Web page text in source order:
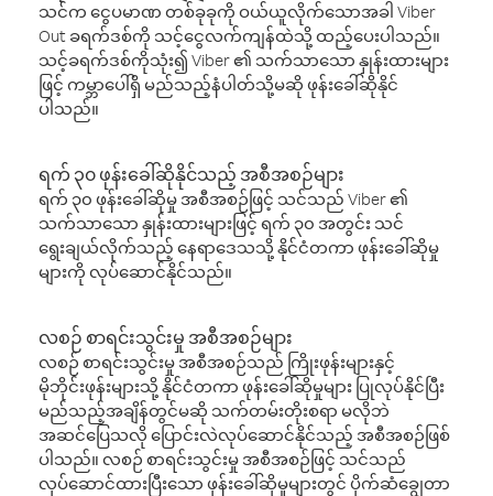
သင်က ငွေပမာဏ တစ်ခုခုကို ဝယ်ယူလိုက်သောအခါ Viber
Out ခရက်ဒစ်ကို သင့်ငွေလက်ကျန်ထဲသို့ ထည့်ပေးပါသည်။
သင့်ခရက်ဒစ်ကိုသုံး၍ Viber ၏ သက်သာသော နှုန်းထားများ
ဖြင့် ကမ္ဘာပေါ်ရှိ မည်သည့်နံပါတ်သို့မဆို ဖုန်းခေါ်ဆိုနိုင်
ပါသည်။
ရက် ၃၀ ဖုန်းခေါ်ဆိုနိုင်သည့် အစီအစဉ်များ
ရက် ၃၀ ဖုန်းခေါ်ဆိုမှု အစီအစဉ်ဖြင့် သင်သည် Viber ၏
သက်သာသော နှုန်းထားများဖြင့် ရက် ၃၀ အတွင်း သင်
ရွေးချယ်လိုက်သည့် နေရာဒေသသို့ နိုင်ငံတကာ ဖုန်းခေါ်ဆိုမှု
များကို လုပ်ဆောင်နိုင်သည်။
လစဉ် စာရင်းသွင်းမှု အစီအစဉ်များ
လစဉ် စာရင်းသွင်းမှု အစီအစဉ်သည် ကြိုးဖုန်းများနှင့်
မိုဘိုင်းဖုန်းများသို့ နိုင်ငံတကာ ဖုန်းခေါ်ဆိုမှုများ ပြုလုပ်နိုင်ပြီး
မည်သည့်အချိန်တွင်မဆို သက်တမ်းတိုးစရာ မလိုဘဲ
အဆင်ပြေသလို ပြောင်းလဲလုပ်ဆောင်နိုင်သည့် အစီအစဉ်ဖြစ်
ပါသည်။ လစဉ် စာရင်းသွင်းမှု အစီအစဉ်ဖြင့် သင်သည်
လုပ်ဆောင်ထားပြီးသော ဖုန်းခေါ်ဆိုမှုများတွင် ပိုက်ဆံချွေတာ